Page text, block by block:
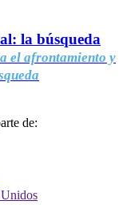
la búsqueda
el afrontamiento y
de: